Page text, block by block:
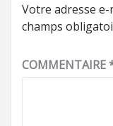
Votre adresse
champs
COMMENTAIRE